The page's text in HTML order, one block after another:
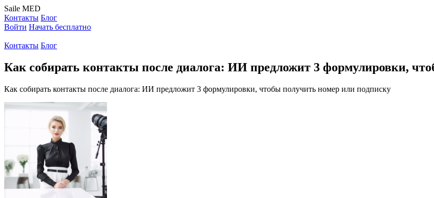
Saile MED
Контакты Блог
Войти Начать бесплатно
Контакты Блог
Как собирать контакты после диалога: ИИ предложит 3 формулировки,
Как собирать контакты после диалога: ИИ предложит 3 формулировки, чтобы получить номер или подписку